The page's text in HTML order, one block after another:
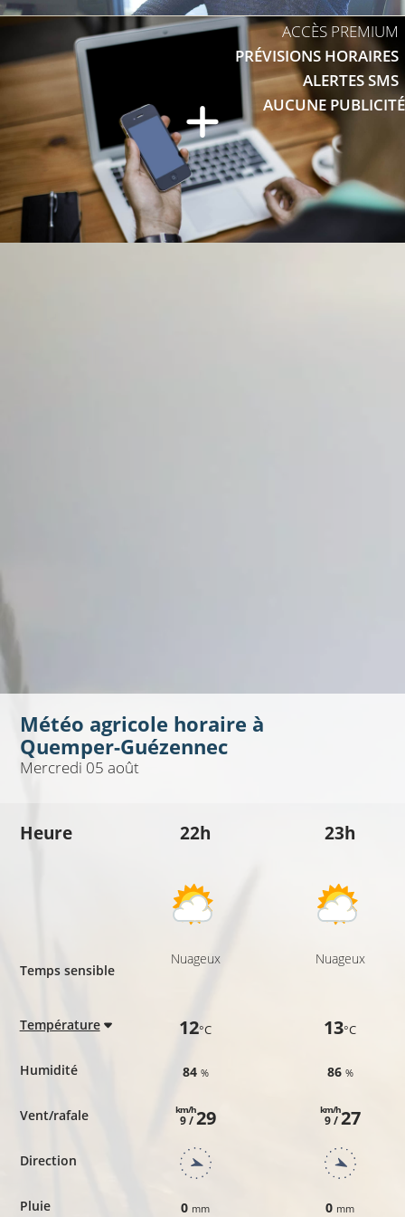
ACCÈS PREMIUM
PRÉVISIONS HORAIRES
ALERTES SMS
AUCUNE PUBLICITÉ
Météo agricole horaire à
Quemper-Guézennec
Mercredi 05 août
Heure
Temps sensible
Température
Humidité
Vent/rafale
Direction
Pluie
22h
Nuageux
12°C
84 %
9 /
km/h29
0 mm
23h
Nuageux
13°C
86 %
9 /
km/h27
0 mm